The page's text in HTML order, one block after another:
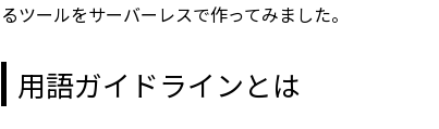
るツールをサーバーレスで作ってみました。
用語ガイドラインとは